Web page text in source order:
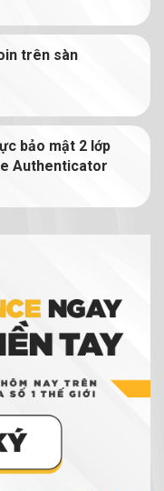
nhập thụ động từ
dẫn sử dụng Margin
dịch Binance
bán và tạo NFT trên
sự cần ví tiền điện
ĐỜI CHO
trên sàn
bảo mật 2 lớp
Authenticator